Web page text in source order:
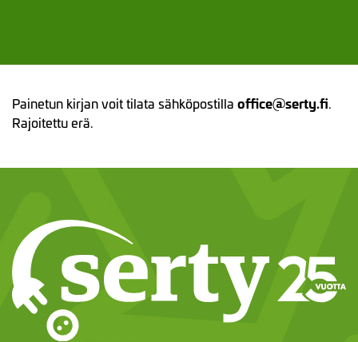
Painetun kirjan voit tilata sähköpostilla office@serty.fi.
Rajoitettu erä.